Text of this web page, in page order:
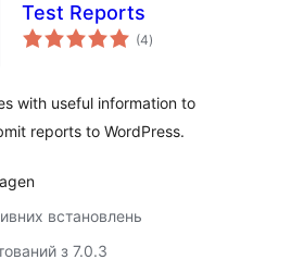
Test Reports
(4загальний
рейтинг
)
with useful information to
reports to WordPress.
встановлень
з 7.0.3